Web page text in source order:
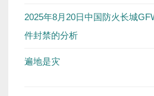
2025年8月20日中国防火长城
件封禁的分析
遍地是灾